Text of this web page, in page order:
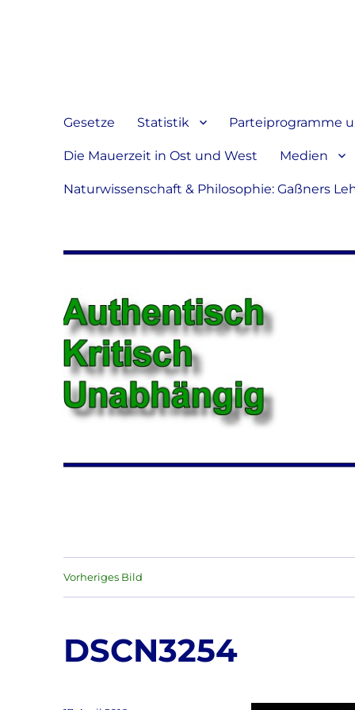
verbreiten
Gesetze Statistik Parteiprogramme
Die Mauerzeit in Ost und West Medien
Naturwissenschaft & Philosophie: Gaßners
Vorheriges Bild
DSCN3254